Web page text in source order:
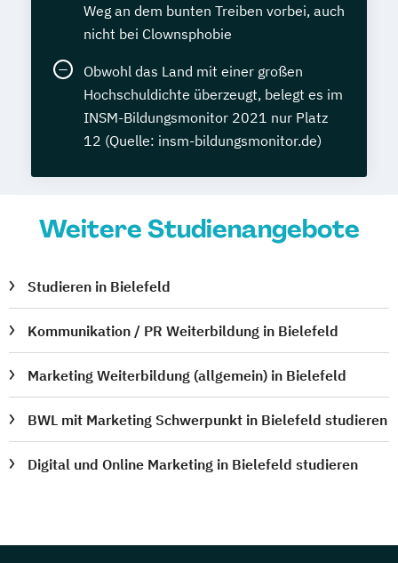
Weg an dem bunten Treiben vorbei, auch
nicht bei Clownsphobie
Obwohl das Land mit einer großen
Hochschuldichte überzeugt, belegt es im
INSM-Bildungsmonitor 2021 nur Platz
12 (Quelle: insm-bildungsmonitor.de)
Weitere Studienangebote
Studieren in Bielefeld
Kommunikation / PR Weiterbildung in Bielefeld
Marketing Weiterbildung (allgemein) in Bielefeld
BWL mit Marketing Schwerpunkt in Bielefeld studieren
Digital und Online Marketing in Bielefeld studieren